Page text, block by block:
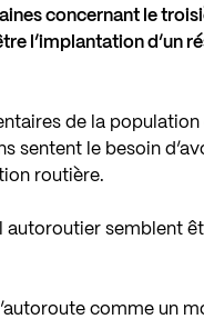
concernant le
l’implantation d’un
de la population
sentent le besoin
routière.
autoroutier semblent
comme un